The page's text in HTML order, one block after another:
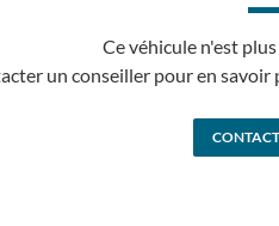
Ce véhicule n'est
un conseiller pour en